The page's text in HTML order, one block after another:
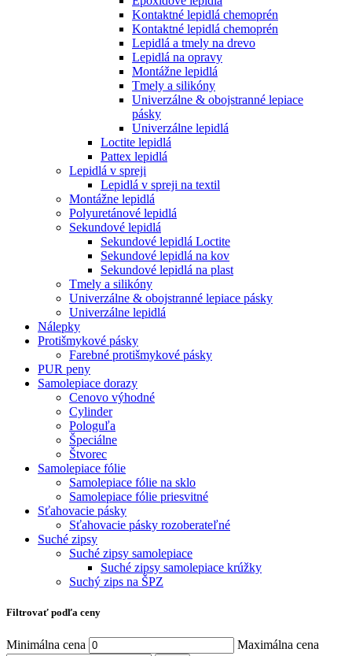
Kontaktné lepidlá chemoprén
Kontaktné lepidlá chemoprén
Lepidlá a tmely na drevo
Lepidlá na opravy
Montážne lepidlá
Tmely a silikóny
Univerzálne & obojstranné lepiace
pásky
Univerzálne lepidlá
Loctite lepidlá
Pattex lepidlá
Lepidlá v spreji
Lepidlá v spreji na textil
Montážne lepidlá
Polyuretánové lepidlá
Sekundové lepidlá
Sekundové lepidlá Loctite
Sekundové lepidlá na kov
Sekundové lepidlá na plast
Tmely a silikóny
Univerzálne & obojstranné lepiace pásky
Univerzálne lepidlá
Nálepky
Protišmykové pásky
Farebné protišmykové pásky
PUR peny
Samolepiace dorazy
Cenovo výhodné
Cylinder
Pologuľa
Špeciálne
Štvorec
Samolepiace fólie
Samolepiace fólie na sklo
Samolepiace fólie priesvitné
Sťahovacie pásky
Sťahovacie pásky rozoberateľné
Suché zipsy
Suché zipsy samolepiace
Suché zipsy samolepiace krúžky
Suchý zips na ŠPZ
Filtrovať podľa ceny
Minimálna cena Maximálna cena